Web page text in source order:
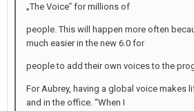
„The Voice‟ for millions of
people. This will happen more often
much easier in the new 6.0 for
people to add their own voices to the
For Aubrey, having a global voice makes
and in the office. “When I